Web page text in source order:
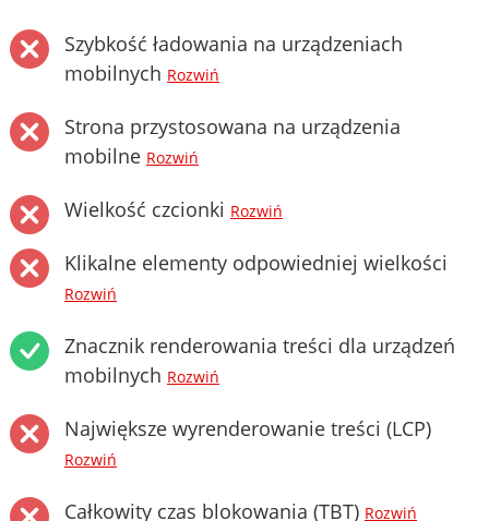
Szybkość ładowania na urządzeniach
mobilnych Rozwiń
Strona przystosowana na urządzenia
mobilne Rozwiń
Wielkość czcionki Rozwiń
Klikalne elementy odpowiedniej wielkości
Rozwiń
Znacznik renderowania treści dla urządzeń
mobilnych Rozwiń
Największe wyrenderowanie treści (LCP)
Rozwiń
Całkowity czas blokowania (TBT) Rozwiń